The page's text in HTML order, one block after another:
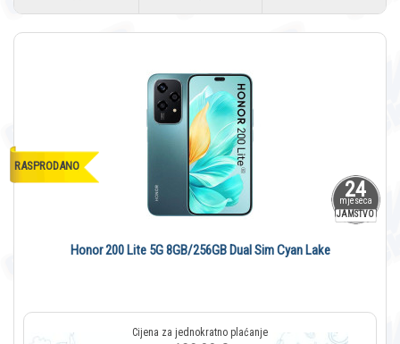
24
mjeseca
JAMSTVO
RASPRODANO
Honor 200 Lite 5G 8GB/256GB Dual Sim Cyan Lake